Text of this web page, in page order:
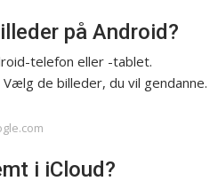
på Android?
telefon eller -tablet.
de billeder, du vil gendanne.
i iCloud?